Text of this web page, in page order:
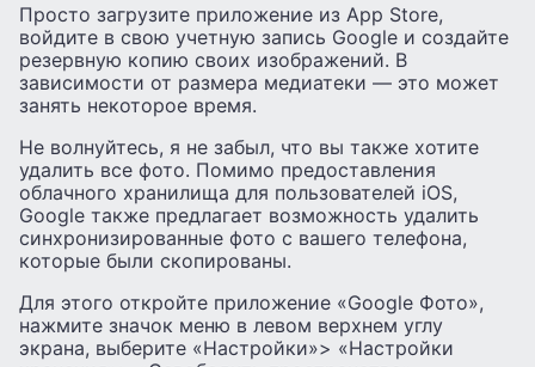
Просто загрузите приложение из App Store,
войдите в свою учетную запись Google и создайте
резервную копию своих изображений. В
зависимости от размера медиатеки — это может
занять некоторое время.
Не волнуйтесь, я не забыл, что вы также хотите
удалить все фото. Помимо предоставления
облачного хранилища для пользователей iOS,
Google также предлагает возможность удалить
синхронизированные фото с вашего телефона,
которые были скопированы.
Для этого откройте приложение «Google Фото»,
нажмите значок меню в левом верхнем углу
экрана, выберите «Настройки»> «Настройки